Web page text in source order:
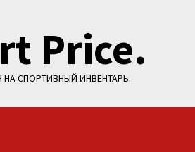
Price.
НА СПОРТИВНЫЙ ИНВЕНТАРЬ.